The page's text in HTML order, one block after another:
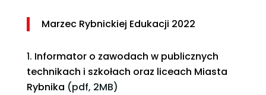
Marzec Rybnickiej Edukacji 2022
Informator o zawodach w publicznych
technikach i szkołach oraz liceach Miasta
Rybnika (pdf, 2MB)